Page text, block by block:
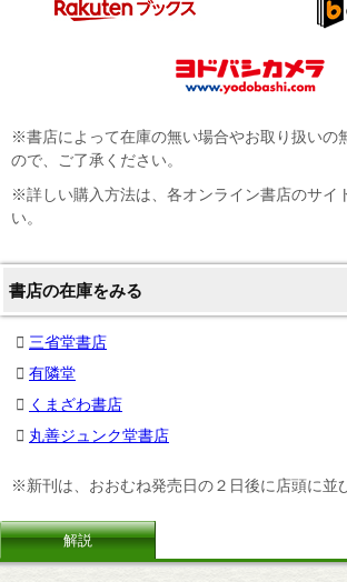
※書店によって在庫の無い場合やお取り扱いの
ので、ご了承ください。
※詳しい購入方法は、各オンライン書店のサイ
い。
書店の在庫をみる
三省堂書店
有隣堂
くまざわ書店
丸善ジュンク堂書店
※新刊は、おおむね発売日の２日後に店頭に並
解説